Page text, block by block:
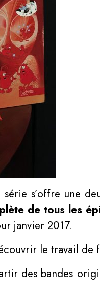
s’offre une
de tous les
janvier 2017.
le travail
des bandes